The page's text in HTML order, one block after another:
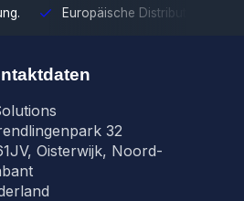
Europäische Distribution
32
Oisterwijk, Noord-